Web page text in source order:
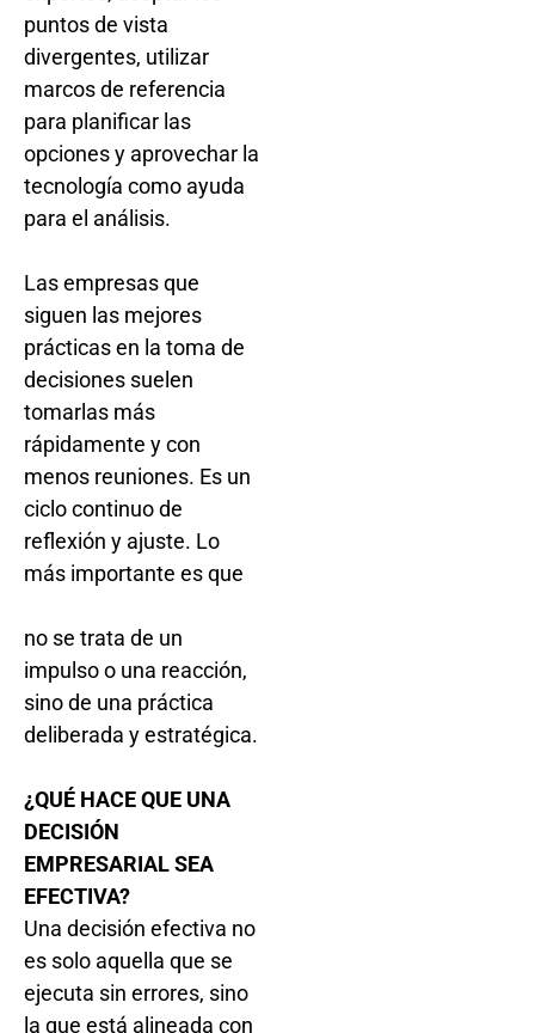
puntos de vista
divergentes, utilizar
marcos de referencia
para planificar las
opciones y aprovechar la
tecnología como ayuda
para el análisis.
Las empresas que
siguen las mejores
prácticas en la toma de
decisiones suelen
tomarlas más
rápidamente y con
menos reuniones. Es un
ciclo continuo de
reflexión y ajuste. Lo
más importante es que
no se trata de un
impulso o una reacción,
sino de una práctica
deliberada y estratégica.
¿QUÉ HACE QUE UNA
DECISIÓN
EMPRESARIAL SEA
EFECTIVA?
Una decisión efectiva no
es solo aquella que se
ejecuta sin errores, sino
la que está alineada con